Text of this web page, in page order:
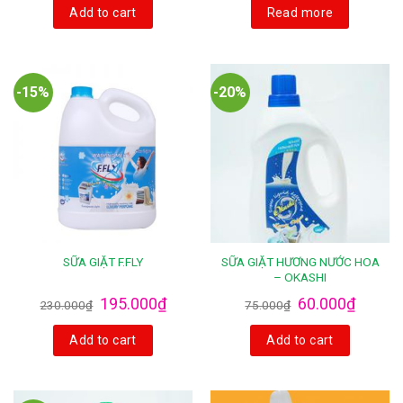
Add to cart Read more
-15%
SỮA GIẶT F.FLY
230.000₫ 195.000₫
Add to cart
-20%
SỮA GIẶT HƯƠNG NƯỚC HOA
– OKASHI
75.000₫ 60.000₫
Add to cart